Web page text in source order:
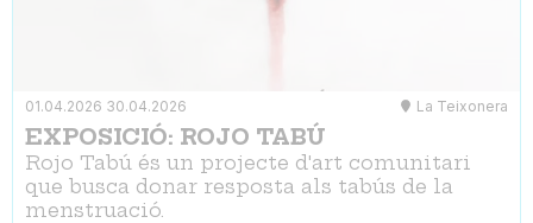
01.04.2026 30.04.2026 La Teixonera
EXPOSICIÓ: ROJO TABÚ
Rojo Tabú és un projecte d'art comunitari
que busca donar resposta als tabús de la
menstruació.